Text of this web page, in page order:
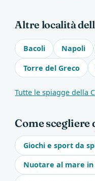
Altre località
Bacoli Napoli
Torre del Greco
Tutte le spiagge della
Come scegliere
Giochi e sport da
Nuotare al mare in